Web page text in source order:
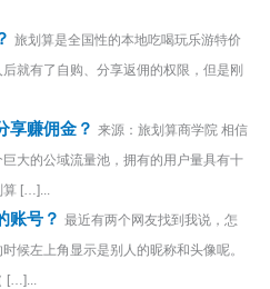
旅划算是全国性的本地吃喝玩乐游特价
就有了自购、分享返佣的权限，但是刚
享赚佣金？ 来源：旅划算商学院 相信
大的公域流量池，拥有的用户量具有十
[…]...
账号？ 最近有两个网友找到我说，怎
候左上角显示是别人的昵称和头像呢。
[…]...